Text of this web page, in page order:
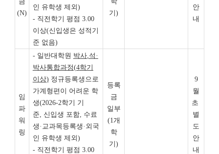
(N)
인 유학생 제외)
- 직전학기 평점 3.00
이상(신입생은 성적기
준 없음)
기)
안
내
임
파
워
링
- 일반대학원 박사, 석 ·
박사통합과정(4학기
이상) 정규등록생으로
가계형편이 어려운 학
생(2026-2학기 기
준, 신입생 포함, 수료
생·교과목등록생·외국
인 유학생 제외)
- 직전학기 평점 3.00
등록
금
일부
(1개
학
기)
9
월
초
별
도
안
내